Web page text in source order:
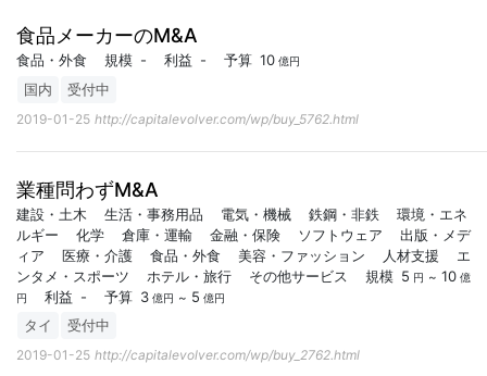
食品メーカーのM&A
食品・外食 規模 - 利益 - 予算 10 億円
国内 受付中
2019-01-25 http://capitalevolver.com/wp/buy_5762.html
業種問わずM&A
建設・土木 生活・事務用品 電気・機械 鉄鋼・非鉄
環境・エネ
ルギー
化学 倉庫・運輸 金融・保険 ソフトウェア
出版・メデ
ィア
医療・介護 食品・外食 美容・ファッション 人材支援
エ
ンタメ・スポーツ
ホテル・旅行 その他サービス 規模 5 円 ~ 10 億
円
利益 - 予算 3 億円 ~ 5 億円
タイ 受付中
2019-01-25 http://capitalevolver.com/wp/buy_2762.html